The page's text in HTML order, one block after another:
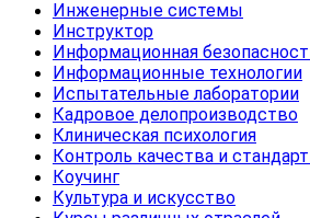
Инженерные системы
Инструктор
Информационная
Информационные технологии
Испытательные лаборатории
Кадровое делопроизводство
Клиническая психология
Контроль качества и
Коучинг
Культура и искусство